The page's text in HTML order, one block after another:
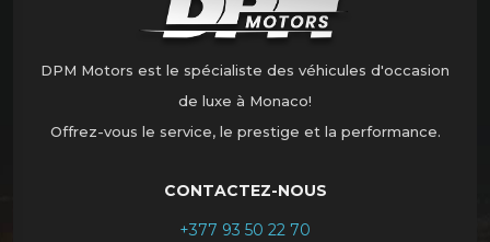
DPM Motors est le spécialiste des véhicules d'occasion
de luxe à Monaco!
Offrez-vous le service, le prestige et la performance.
CONTACTEZ-NOUS
+377 93 50 22 70